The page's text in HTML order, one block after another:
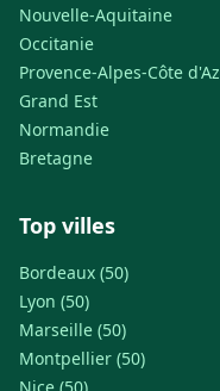
Nouvelle-Aquitaine
Occitanie
Provence-Alpes-Côte
Grand Est
Normandie
Bretagne
Top villes
Bordeaux (50)
Lyon (50)
Marseille (50)
Montpellier (50)